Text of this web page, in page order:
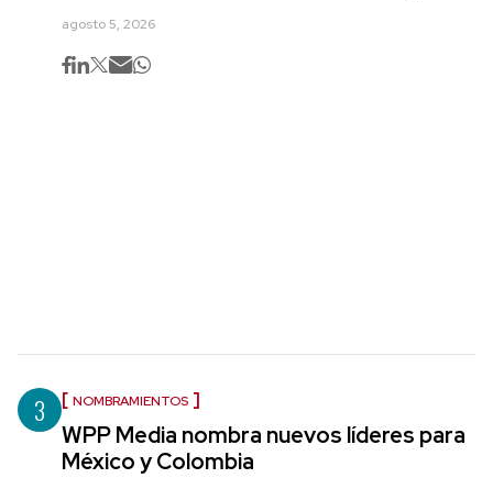
agosto 5, 2026
3 NOMBRAMIENTOS
WPP Media nombra nuevos líderes para
México y Colombia